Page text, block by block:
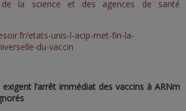
la science et des agences de santé
etats-unis-l-acip-met-fin-la-
du-vaccin
l’arrêt immédiat des vaccins à ARNm